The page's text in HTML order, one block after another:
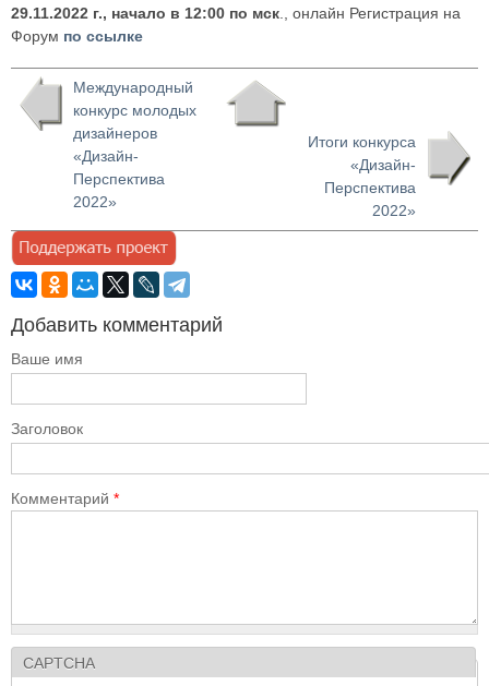
29.11.2022 г., начало в 12:00 по мск ., онлайн Регистрация на
Форум по ссылке
Международный
конкурс молодых
дизайнеров
«Дизайн-
Перспектива
2022»
Итоги конкурса
«Дизайн-
Перспектива
2022»
Добавить комментарий
Ваше имя
Заголовок
Комментарий *
CAPTCHA